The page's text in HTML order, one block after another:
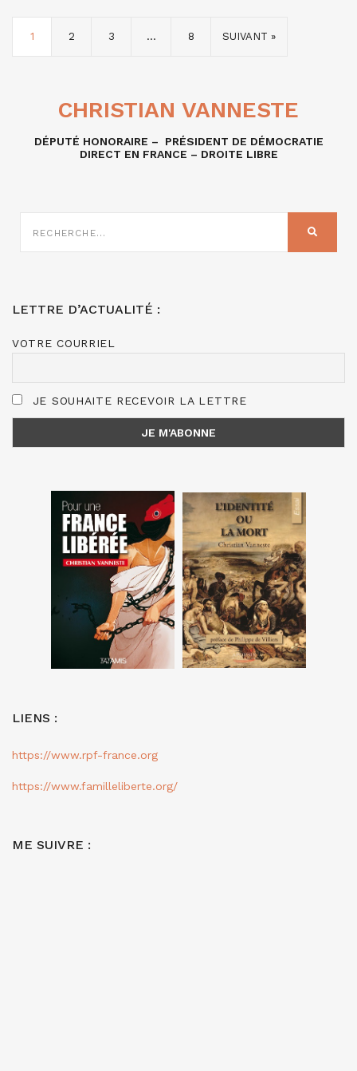
1 2 3 … 8 SUIVANT »
CHRISTIAN VANNESTE
DÉPUTÉ HONORAIRE – PRÉSIDENT DE DÉMOCRATIE
DIRECT EN FRANCE – DROITE LIBRE
SUR
LETTRE D’ACTUALITÉ :
VOTRE COURRIEL
JE SOUHAITE RECEVOIR LA LETTRE
LIENS :
https://www.rpf-france.org
https://www.familleliberte.org/
ME SUIVRE :